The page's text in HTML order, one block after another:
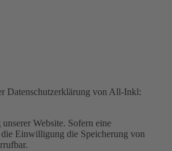
Datenschutzerklärung von All-Inkl:
Website. Sofern eine
Einwilligung die Speicherung von